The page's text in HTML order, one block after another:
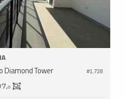
#1.728
Diamond Tower
0